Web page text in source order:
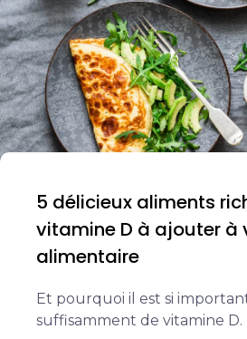
5 délicieux aliments
vitamine D à ajouter à
alimentaire
Et pourquoi il est si
suffisamment de vitamine D.